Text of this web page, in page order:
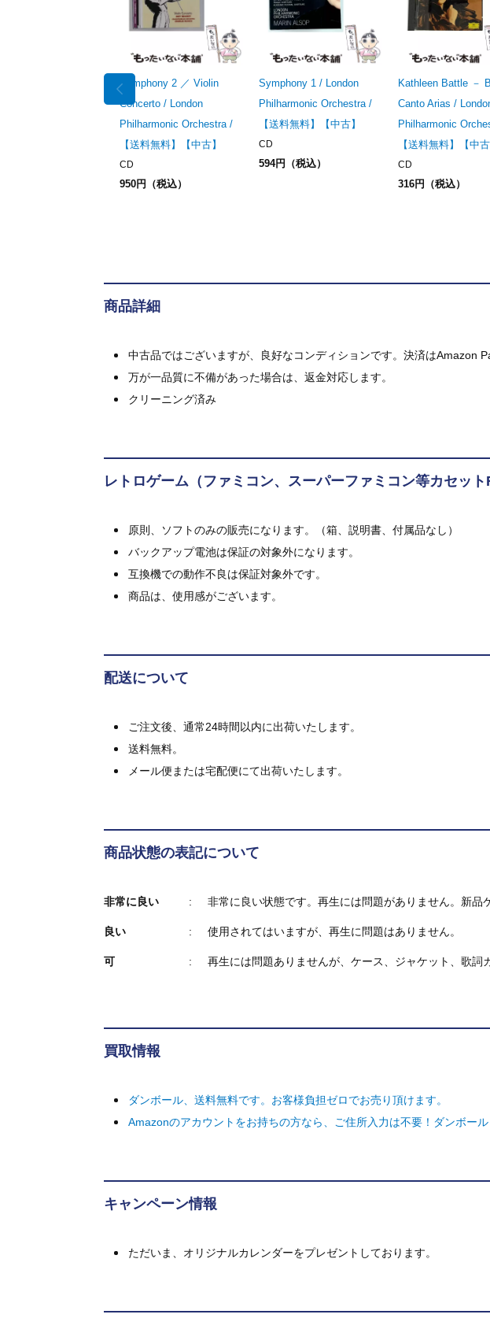
Symphony 2 ／ Violin
Concerto / London
Philharmonic Orchestra /
【送料無料】【中古】
CD
950円（税込）
Symphony 1 / London
Philharmonic Orchestra /
【送料無料】【中古】
CD
594円（税込）
Kathleen Battle －
Canto Arias /
Philharmonic
【送料無料】【中古
CD
316円（税込）
商品詳細
中古品ではございますが、良好なコンディションです。決済はAmazon
万が一品質に不備があった場合は、返金対応します。
クリーニング済み
レトロゲーム（ファミコン、スーパーファミコン等カセッ
原則、ソフトのみの販売になります。（箱、説明書、付属品なし）
バックアップ電池は保証の対象外になります。
互換機での動作不良は保証対象外です。
商品は、使用感がございます。
配送について
ご注文後、通常24時間以内に出荷いたします。
送料無料。
メール便または宅配便にて出荷いたします。
商品状態の表記について
非常に良い 非常に良い状態です。再生には問題がありません。新品
良い 使用されてはいますが、再生に問題はありません。
可 再生には問題ありませんが、ケース、ジャケット、歌詞
買取情報
ダンボール、送料無料です。お客様負担ゼロでお売り頂けます。
Amazonのアカウントをお持ちの方なら、ご住所入力は不要！ダンボール
キャンペーン情報
ただいま、オリジナルカレンダーをプレゼントしております。